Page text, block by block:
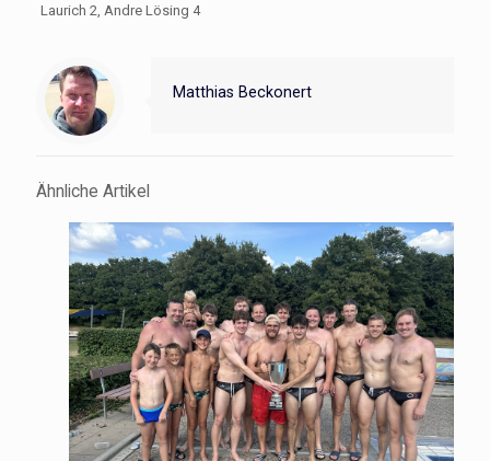
Laurich 2, Andre Lösing 4
Matthias Beckonert
Ähnliche Artikel